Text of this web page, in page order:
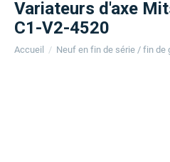
Variateurs d'axe
C1-V2-4520
Accueil / Neuf en fin de série / fin de